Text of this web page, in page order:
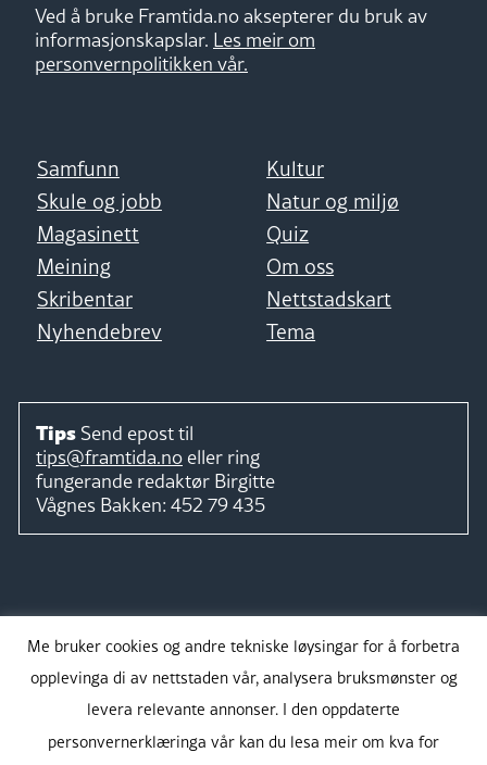
Ved å bruke Framtida.no aksepterer du bruk av
informasjonskapslar. Les meir om
personvernpolitikken vår.
Samfunn
Kultur
Skule og jobb
Natur og miljø
Magasinett
Quiz
Meining
Om oss
Skribentar
Nettstadskart
Nyhendebrev
Tema
Tips Send epost til
tips@framtida.no eller ring
fungerande redaktør Birgitte
Vågnes Bakken: 452 79 435
Takk for støtta:
Me bruker cookies og andre tekniske løysingar for å forbetra
opplevinga di av nettstaden vår, analysera bruksmønster og
levera relevante annonser. I den oppdaterte
personvernerklæringa vår kan du lesa meir om kva for